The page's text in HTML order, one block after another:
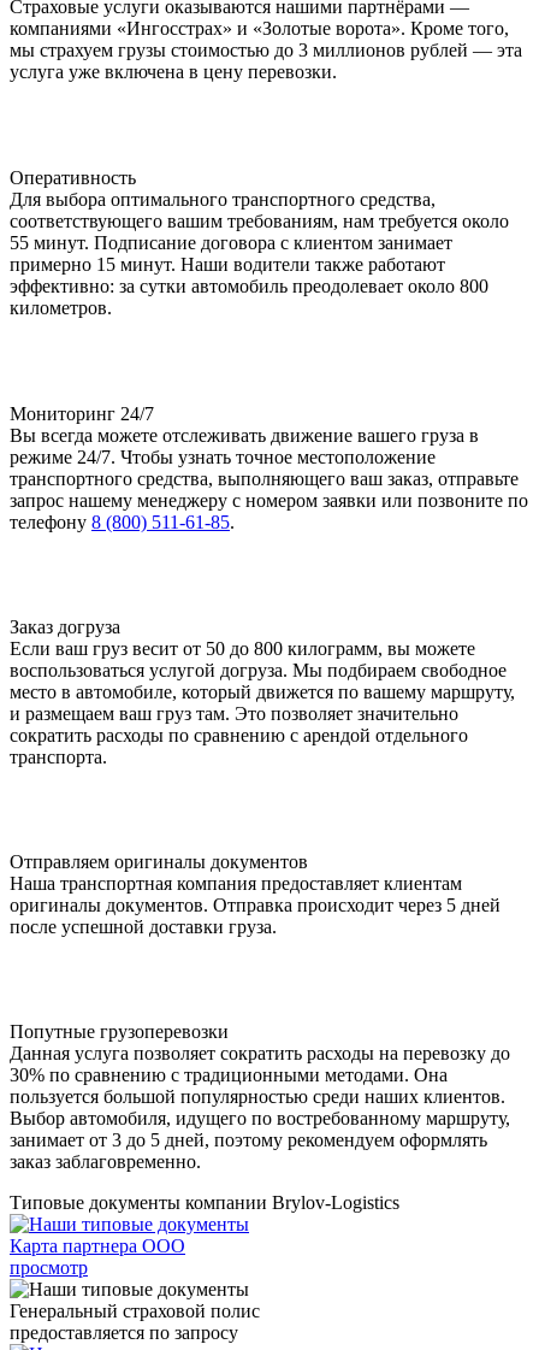
Страховые услуги оказываются нашими партнёрами —
компаниями «Ингосстрах» и «Золотые ворота». Кроме того,
мы страхуем грузы стоимостью до 3 миллионов рублей — эта
услуга уже включена в цену перевозки.
Оперативность
Для выбора оптимального транспортного средства,
соответствующего вашим требованиям, нам требуется около
55 минут. Подписание договора с клиентом занимает
примерно 15 минут. Наши водители также работают
эффективно: за сутки автомобиль преодолевает около 800
километров.
Мониторинг 24/7
Вы всегда можете отслеживать движение вашего груза в
режиме 24/7. Чтобы узнать точное местоположение
транспортного средства, выполняющего ваш заказ, отправьте
запрос нашему менеджеру с номером заявки или позвоните по
телефону 8 (800) 511-61-85.
Заказ догруза
Если ваш груз весит от 50 до 800 килограмм, вы можете
воспользоваться услугой догруза. Мы подбираем свободное
место в автомобиле, который движется по вашему маршруту,
и размещаем ваш груз там. Это позволяет значительно
сократить расходы по сравнению с арендой отдельного
транспорта.
Отправляем оригиналы документов
Наша транспортная компания предоставляет клиентам
оригиналы документов. Отправка происходит через 5 дней
после успешной доставки груза.
Попутные грузоперевозки
Данная услуга позволяет сократить расходы на перевозку до
30% по сравнению с традиционными методами. Она
пользуется большой популярностью среди наших клиентов.
Выбор автомобиля, идущего по востребованному маршруту,
занимает от 3 до 5 дней, поэтому рекомендуем оформлять
заказ заблаговременно.
Типовые документы компании Brylov-Logistics
Карта партнера ООО
просмотр
Генеральный страховой полис
предоставляется по запросу